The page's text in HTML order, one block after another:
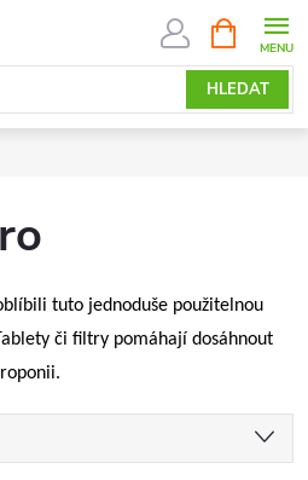
HLEDAT
NÁKUPNÍ
KOŠÍK
tuto jednoduše použitelnou
či filtry pomáhají dosáhnout